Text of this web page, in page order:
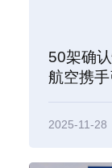
50架确
航空携
2025-11-28